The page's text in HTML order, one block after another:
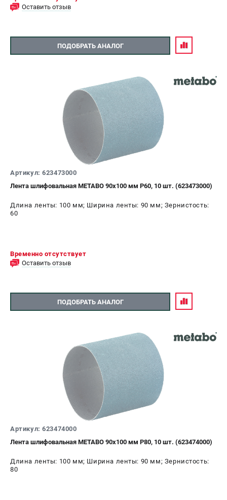
Оставить отзыв
ПОДОБРАТЬ АНАЛОГ
Артикул: 623473000
Лента шлифовальная METABO 90x100 мм P60, 10 шт. (623473000)
Длина ленты: 100 мм; Ширина ленты: 90 мм; Зернистость:
60
Временно отсутствует
Оставить отзыв
ПОДОБРАТЬ АНАЛОГ
Артикул: 623474000
Лента шлифовальная METABO 90x100 мм P80, 10 шт. (623474000)
Длина ленты: 100 мм; Ширина ленты: 90 мм; Зернистость:
80